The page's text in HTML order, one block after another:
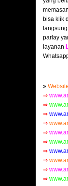
bisa klik
parlay
layanan
»
⇒
⇒
⇒
⇒
⇒
⇒
⇒
⇒
⇒
⇒